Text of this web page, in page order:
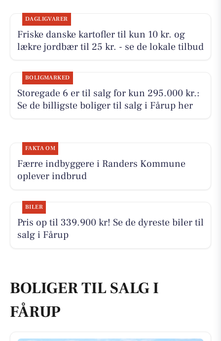
DAGLIGVARER
Friske danske kartofler til kun 10 kr. og
lækre jordbær til 25 kr. - se de lokale tilbud
BOLIGMARKED
Storegade 6 er til salg for kun 295.000 kr.:
Se de billigste boliger til salg i Fårup her
FAKTA OM
Færre indbyggere i Randers Kommune
oplever indbrud
BILER
Pris op til 339.900 kr! Se de dyreste biler til
salg i Fårup
BOLIGER TIL SALG I
FÅRUP